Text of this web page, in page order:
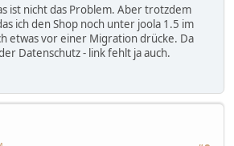
ist nicht das Problem. Aber trotzdem
ich den Shop noch unter joola 1.5 im
etwas vor einer Migration drücke. Da
Datenschutz - link fehlt ja auch.